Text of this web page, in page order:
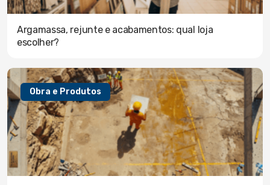
Argamassa, rejunte e acabamentos: qual loja
escolher?
Obra e Produtos